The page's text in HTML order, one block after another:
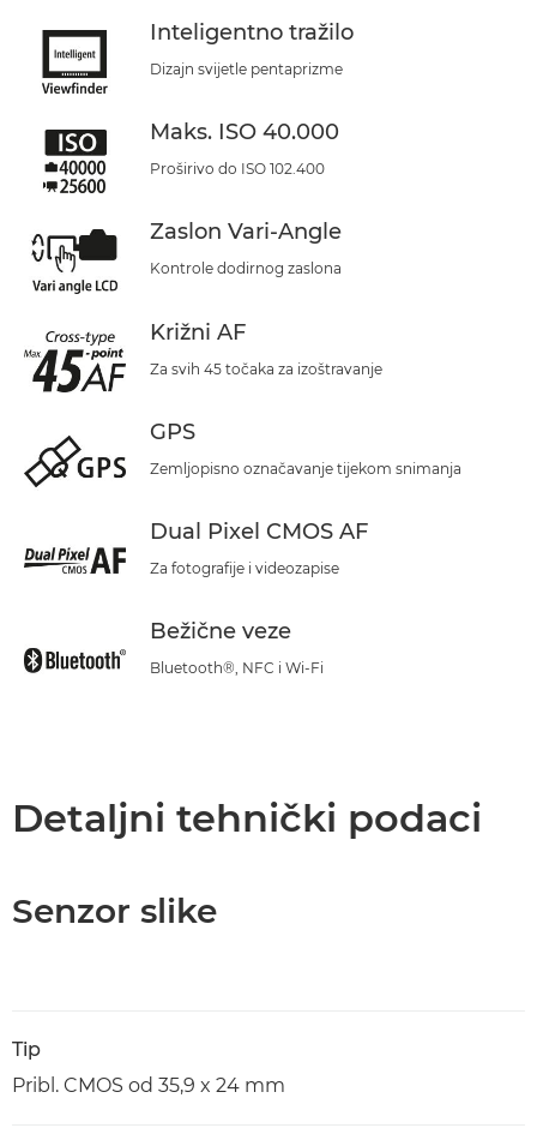
Inteligentno tražilo
Dizajn svijetle pentaprizme
Maks. ISO 40.000
Proširivo do ISO 102.400
Zaslon Vari-Angle
Kontrole dodirnog zaslona
Križni AF
Za svih 45 točaka za izoštravanje
GPS
Zemljopisno označavanje tijekom snimanja
Dual Pixel CMOS AF
Za fotografije i videozapise
Bežične veze
Bluetooth®, NFC i Wi-Fi
Detaljni tehnički podaci
Senzor slike
Tip
Pribl. CMOS od 35,9 x 24 mm